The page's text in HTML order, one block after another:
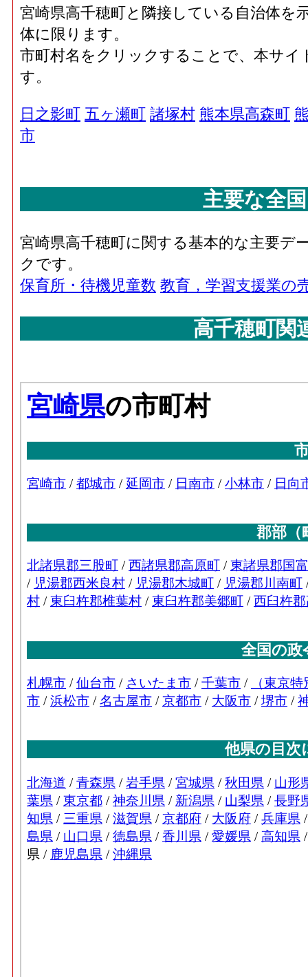
宮崎県高千穂町と隣接している自治体を
体に限ります。
市町村名をクリックすることで、本サ
す。
日之影町 五ヶ瀬町 諸塚村 熊本県高森町
市
主要な全
宮崎県高千穂町に関する基本的な主要デ
クです。
保育所・待機児童数 教育，学習支援業の
高千穂町関